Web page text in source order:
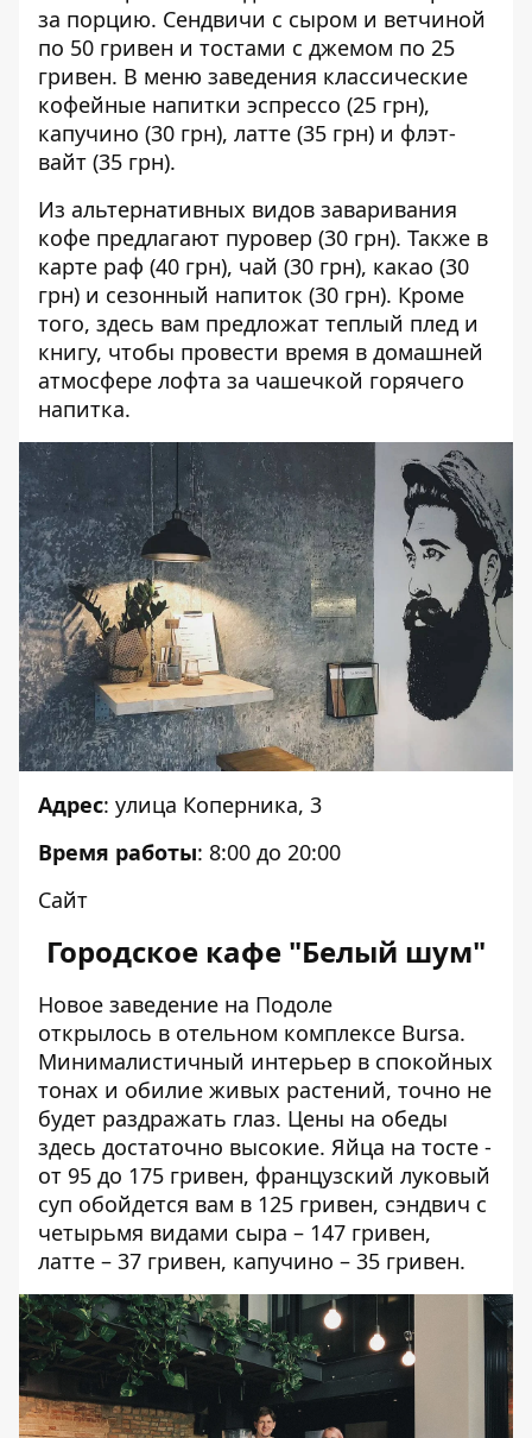
за порцию. Сендвичи с сыром и ветчиной
по 50 гривен и тостами с джемом по 25
гривен. В меню заведения классические
кофейные напитки эспрессо (25 грн),
капучино (30 грн), латте (35 грн) и флэт-
вайт (35 грн).
Из альтернативных видов заваривания
кофе предлагают пуровер (30 грн). Также в
карте раф (40 грн), чай (30 грн), какао (30
грн) и сезонный напиток (30 грн). Кроме
того, здесь вам предложат теплый плед и
книгу, чтобы провести время в домашней
атмосфере лофта за чашечкой горячего
напитка.
Адрес: улица Коперника, 3
Время работы: 8:00 до 20:00
Сайт
Городское кафе "Белый шум"
Новое заведение на Подоле
открылось в отельном комплексе Bursa.
Минималистичный интерьер в спокойных
тонах и обилие живых растений, точно не
будет раздражать глаз. Цены на обеды
здесь достаточно высокие. Яйца на тосте -
от 95 до 175 гривен, французский луковый
суп обойдется вам в 125 гривен, сэндвич с
четырьмя видами сыра – 147 гривен,
латте – 37 гривен, капучино – 35 гривен.